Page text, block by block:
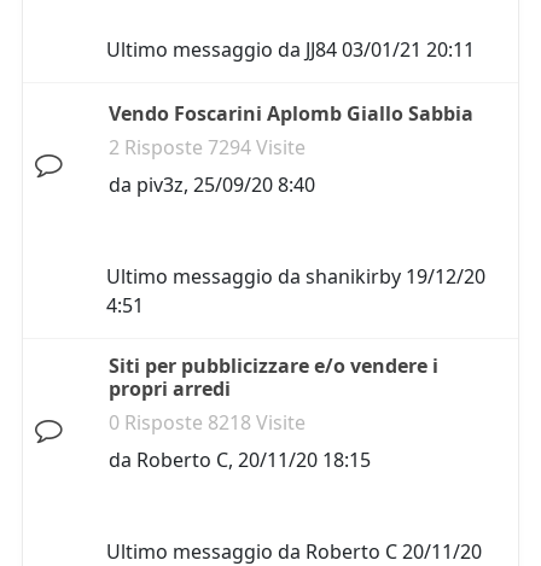
Ultimo messaggio da JJ8403/01/21 20:11
Vendo Foscarini Aplomb Giallo Sabbia
2 Risposte 7294 Visite
da piv3z, 25/09/20 8:40
Ultimo messaggio da shanikirby 19/12/20
4:51
Siti per pubblicizzare e/o vendere i
propri arredi
0 Risposte 8218 Visite
da Roberto C, 20/11/20 18:15
Ultimo messaggio da Roberto C20/11/20